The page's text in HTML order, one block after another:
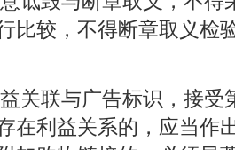
比较，不得断章取义检
关联与广告标识，接受
在利益关系的，应当作